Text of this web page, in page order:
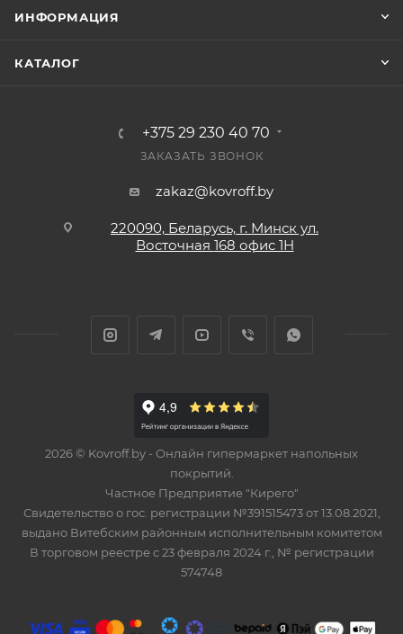
ИНФОРМАЦИЯ
КАТАЛОГ
+375 29 230 40 70
ЗАКАЗАТЬ ЗВОНОК
zakaz@kovroff.by
220090, Беларусь, г. Минск ул.
Восточная 168 офис 1Н
2026 © Kovroff.by - Онлайн гипермаркет напольных
покрытий.
Частное Предприятие "Кирего"
Свидетельство о гос. регистрации №391515473 от 13.08.2021,
выдано Витебским районным исполнительным комитетом
В торговом реестре с 23 февраля 2024 г., № регистрации
574748